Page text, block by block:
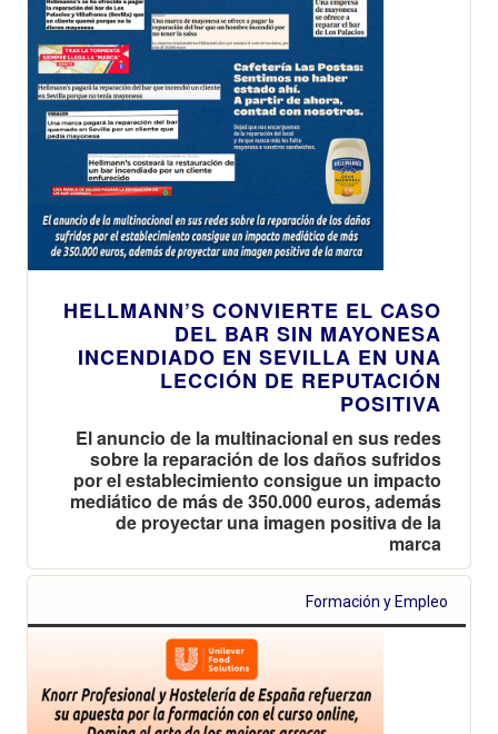
HELLMANN’S CONVIERTE EL CASO
DEL BAR SIN MAYONESA
INCENDIADO EN SEVILLA EN UNA
LECCIÓN DE REPUTACIÓN
POSITIVA
El anuncio de la multinacional en sus redes
sobre la reparación de los daños sufridos
por el establecimiento consigue un impacto
mediático de más de 350.000 euros, además
de proyectar una imagen positiva de la
marca
Formación y Empleo